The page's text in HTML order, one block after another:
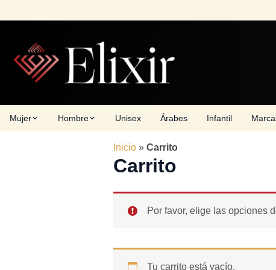
to
Mujer Hombre Unisex Árabes Infantil
Inicio » Carrito
Carrito
Por favor, elige las opciones
Tu carrito está vacío.